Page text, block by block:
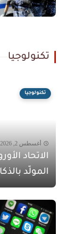
تكنولوجيا
تكنولوجيا
أغسطس 2, 2026
الاتحاد
المولّد